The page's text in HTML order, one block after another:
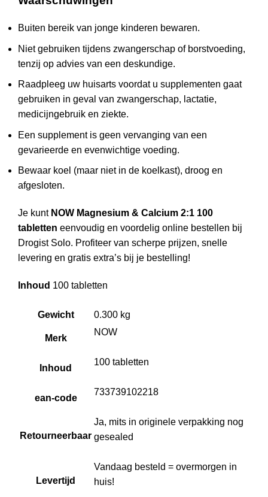
Buiten bereik van jonge kinderen bewaren.
Niet gebruiken tijdens zwangerschap of borstvoeding,
tenzij op advies van een deskundige.
Raadpleeg uw huisarts voordat u supplementen gaat
gebruiken in geval van zwangerschap, lactatie,
medicijngebruik en ziekte.
Een supplement is geen vervanging van een
gevarieerde en evenwichtige voeding.
Bewaar koel (maar niet in de koelkast), droog en
afgesloten.
Je kunt NOW Magnesium & Calcium 2:1 100
tabletten eenvoudig en voordelig online bestellen bij
Drogist Solo. Profiteer van scherpe prijzen, snelle
levering en gratis extra’s bij je bestelling!
Inhoud 100 tabletten
Gewicht 0.300 kg
Merk
NOW
Inhoud
100 tabletten
ean-code
733739102218
Retourneerbaar
Ja, mits in originele verpakking nog
gesealed
Levertijd
Vandaag besteld = overmorgen in
huis!